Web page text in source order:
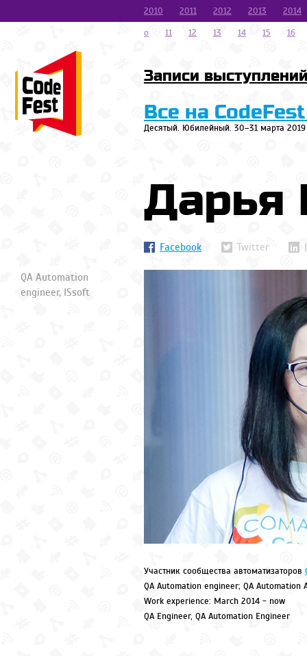
2010 2011 2012 2013
2014
o
11 12 13 14 15 16
Записи
Все на
Десятый. Юбилейный. 30–31 марта 2019
Дарья
Facebook Twitter
QA Automation
engineer, ISsoft
Участник сообщества автоматизаторов
QA Automation engineer; QA Automation
Work experience: March 2014 - now
QA Engineer, QA Automation Engineer